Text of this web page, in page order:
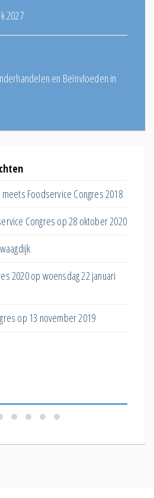
2027
en Beïnvloeden in
Foodservice Congres 2018
Congres op 28 oktober 2020
2020 op woensdag 22 januari
op 13 november 2019